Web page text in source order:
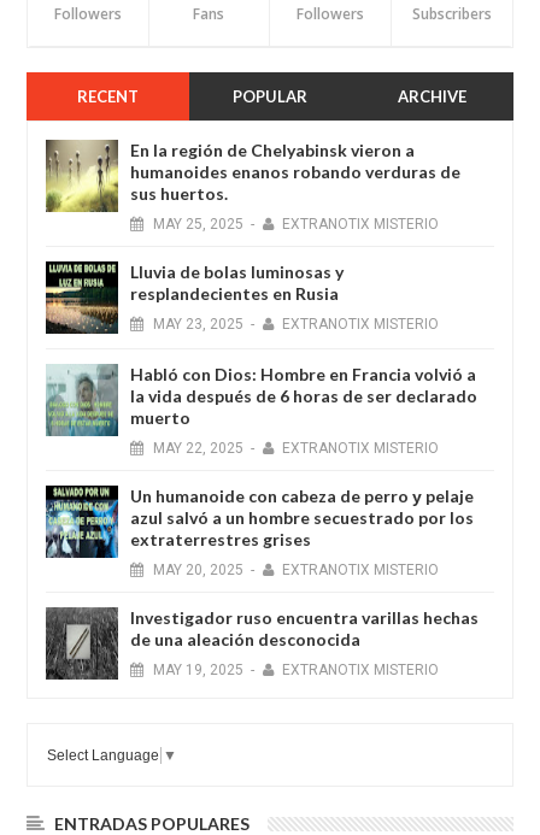
Followers Fans Followers Subscribers
RECENT POPULAR ARCHIVE
En la región de Chelyabinsk vieron a
humanoides enanos robando verduras de
sus huertos.
MAY 25, 2025 - EXTRANOTIX MISTERIO
Lluvia de bolas luminosas y
resplandecientes en Rusia
MAY 23, 2025 - EXTRANOTIX MISTERIO
Habló con Dios: Hombre en Francia volvió a
la vida después de 6 horas de ser declarado
muerto
MAY 22, 2025 - EXTRANOTIX MISTERIO
Un humanoide con cabeza de perro у pelaje
azul salvó a un hombre secuestrado por los
extraterrestres grises
MAY 20, 2025 - EXTRANOTIX MISTERIO
Investigador ruso encuentra varillas hechas
de una aleación desconocida
MAY 19, 2025 - EXTRANOTIX MISTERIO
Select Language ▼
ENTRADAS POPULARES